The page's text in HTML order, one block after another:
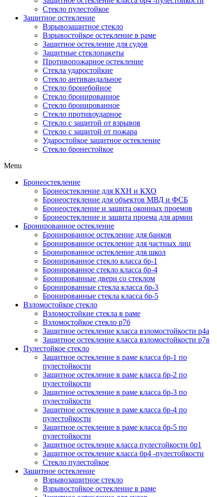
Стекло пулестойкое
Защитное остекление
Взрывозащитное стекло
Взрывостойкое остекление в раме
Защитное остекление для судов
Защитные стеклопакеты
Противопожарное остекление
Стекла ударостойкие
Стекло антивандальное
Стекло бронебойное
Стекло бронированное
Стекло бронированное
Стекло противоударное
Стекло с защитой от взрывов
Стекло с защитой от пожара
Ударостойкое защитное остекление
Стекло бронестойкое
Menu
Бронеостекление
Бронеостекление для КХН и КХО
Бронеостекление для объектов МВД и ФСБ
Бронеостекление и защита оконных проемов
Бронеостекление и защита проема для армии
Бронированное остекление
Бронированное остекление для банков
Бронированное остекление для частных лиц
Бронированное остекление для школ
Бронированное стекло класса бр-1
Бронированное стекло класса бр-4
Бронированные двери со стеклом
Бронированные стекла класса бр-3
Бронированные стекла класса бр-5
Взломостойкое стекло
Взломостойкие стекла в раме
Взломостойкое стекло р7б
Защитное остекление класса взломостойкости р4а
Защитное остекление класса взломостойкости р7в
Пулестойкое стекло
Защитное остекление в раме класса бр-1 по
пулестойкости
Защитное остекление в раме класса бр-2 по
пулестойкости
Защитное остекление в раме класса бр-3 по
пулестойкости
Защитное остекление в раме класса бр-4 по
пулестойкости
Защитное остекление в раме класса бр-5 по
пулестойкости
Защитное остекление класса пулестойкости бр1
Защитное остекление класса бр4 -пулестойкости
Стекло пулестойкое
Защитное остекление
Взрывозащитное стекло
Взрывостойкое остекление в раме